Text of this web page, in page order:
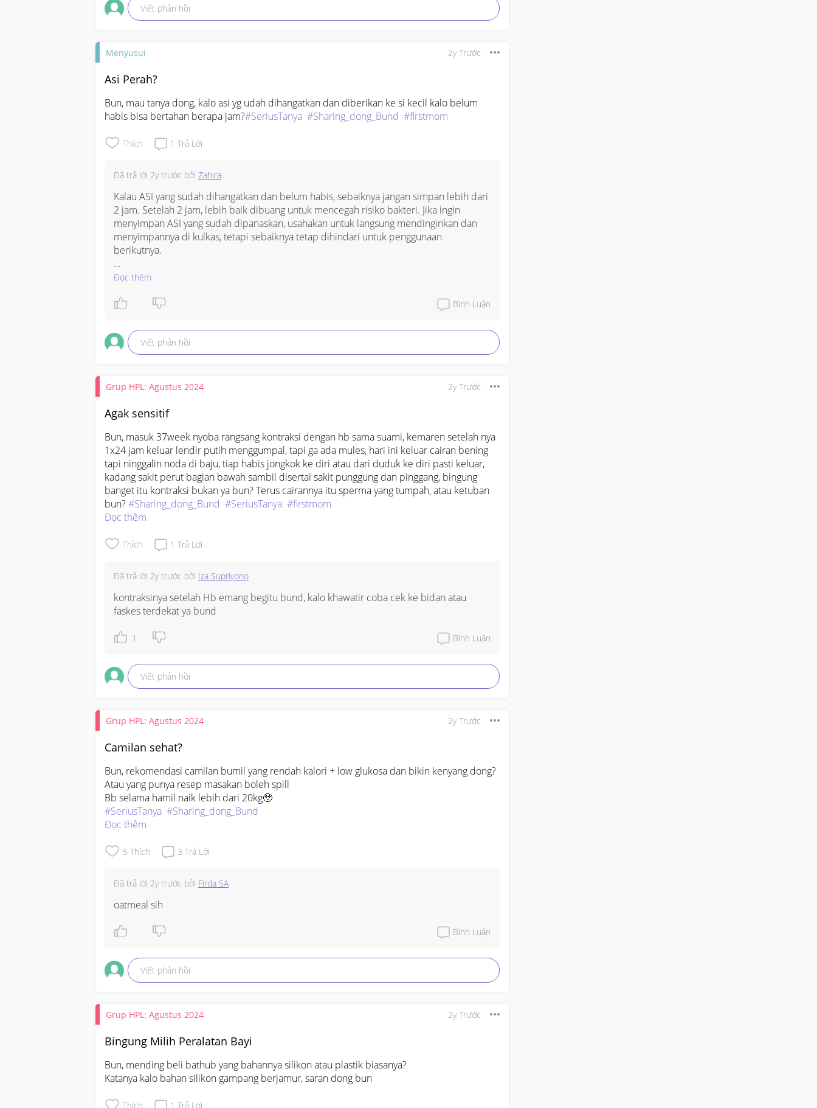
Viết phản hồi
Menyusui 2y Trước
Asi Perah?
Bun, mau tanya dong, kalo asi yg udah dihangatkan dan diberikan ke si kecil kalo belum
habis bisa bertahan berapa jam?#SeriusTanya #Sharing_dong_Bund #firstmom
Thích 1 Trả Lời
Đã trả lời 2y trước bởi Zahira
Kalau ASI yang sudah dihangatkan dan belum habis, sebaiknya jangan simpan lebih dari
2 jam. Setelah 2 jam, lebih baik dibuang untuk mencegah risiko bakteri. Jika ingin
menyimpan ASI yang sudah dipanaskan, usahakan untuk langsung mendinginkan dan
menyimpannya di kulkas, tetapi sebaiknya tetap dihindari untuk penggunaan
berikutnya.
Kalau kamu butuh pompa ASI untuk mempermudah proses pengambilan dan
https://shope.ee/9KMNPOoFkR
Đọc thêm
Bình Luận
Viết phản hồi
Grup HPL: Agustus 2024 2y Trước
Agak sensitif
Bun, masuk 37week nyoba rangsang kontraksi dengan hb sama suami, kemaren setelah nya
1x24 jam keluar lendir putih menggumpal, tapi ga ada mules, hari ini keluar cairan bening
tapi ninggalin noda di baju, tiap habis jongkok ke diri atau dari duduk ke diri pasti keluar,
kadang sakit perut bagian bawah sambil disertai sakit punggung dan pinggang, bingung
banget itu kontraksi bukan ya bun? Terus cairannya itu sperma yang tumpah, atau ketuban
bun? #Sharing_dong_Bund #SeriusTanya #firstmom
Đọc thêm
Thích 1 Trả Lời
Đã trả lời 2y trước bởi Iza Supriyono
kontraksinya setelah Hb emang begitu bund, kalo khawatir coba cek ke bidan atau
faskes terdekat ya bund
1 Bình Luận
Viết phản hồi
Grup HPL: Agustus 2024 2y Trước
Camilan sehat?
Bun, rekomendasi camilan bumil yang rendah kalori + low glukosa dan bikin kenyang dong?
Atau yang punya resep masakan boleh spill
#SeriusTanya #Sharing_dong_Bund
Đọc thêm
5 Thích 3 Trả Lời
Đã trả lời 2y trước bởi Firda SA
oatmeal sih
Bình Luận
Viết phản hồi
Grup HPL: Agustus 2024 2y Trước
Bingung Milih Peralatan Bayi
Bun, mending beli bathub yang bahannya silikon atau plastik biasanya?
Katanya kalo bahan silikon gampang berjamur, saran dong bun
Thích 1 Trả Lời